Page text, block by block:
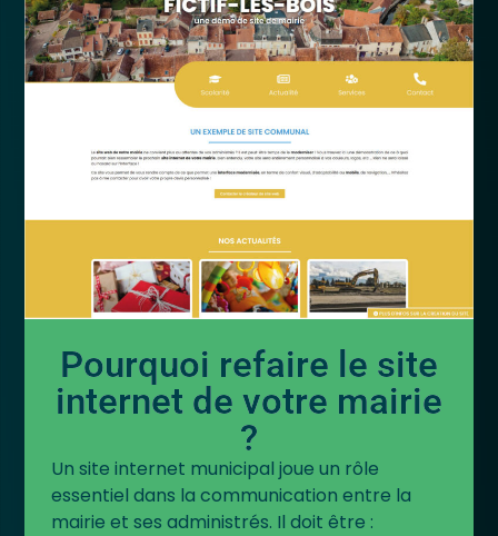
Pourquoi refaire le site
internet de votre mairie
?
Un site internet municipal joue un rôle
essentiel dans la communication entre la
mairie et ses administrés. Il doit être :